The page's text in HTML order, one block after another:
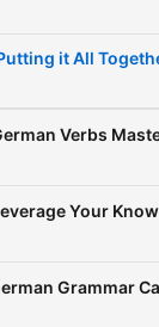
it All
Verbs
Your
Grammar